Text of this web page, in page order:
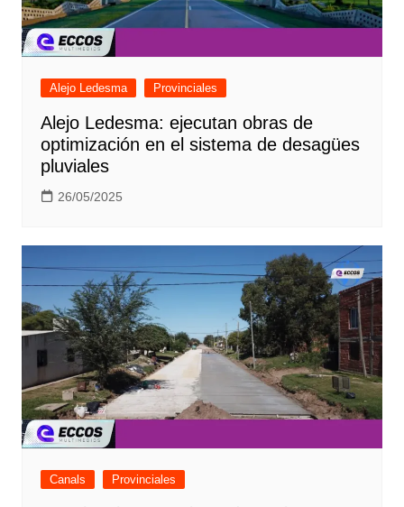
Alejo Ledesma Provinciales
Alejo Ledesma: ejecutan obras de
optimización en el sistema de desagües
pluviales
26/05/2025
Canals Provinciales